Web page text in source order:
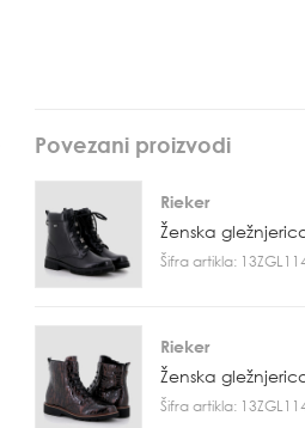
Povezani proizvodi
Rieker
Ženska
Šifra artikla:
Rieker
Ženska
Šifra artikla: